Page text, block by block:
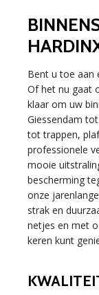
Bent u toe aan
Of het nu gaat
klaar om uw
Giessendam
tot trappen,
professionele
mooie
bescherming
onze
strak en
netjes en met
keren kunt